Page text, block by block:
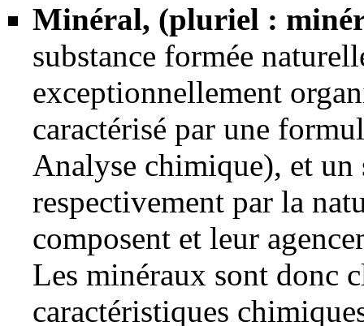
Minéral, (pluriel :
substance formée
exceptionnellement
caractérisé par une
Analyse chimique), et un
respectivement par la
composent et leur
Les minéraux sont donc
caractéristiques